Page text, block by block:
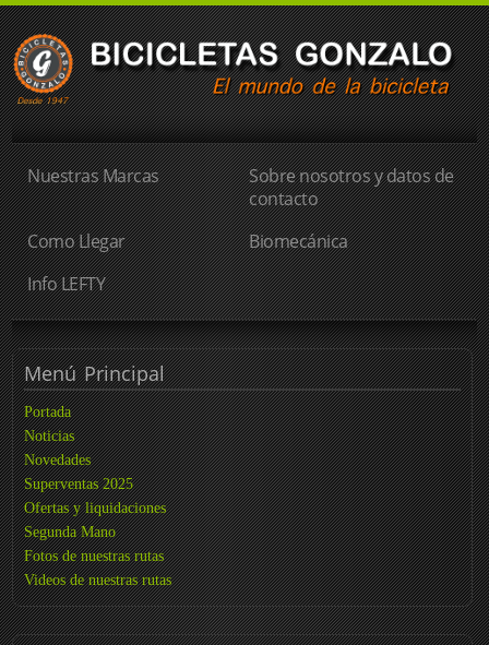
Nuestras Marcas
Sobre nosotros y datos de
contacto
Como Llegar
Biomecánica
Info LEFTY
MenúPrincipal
Portada
Noticias
Novedades
Superventas 2025
Ofertas y liquidaciones
Segunda Mano
Fotos de nuestras rutas
Videos de nuestras rutas